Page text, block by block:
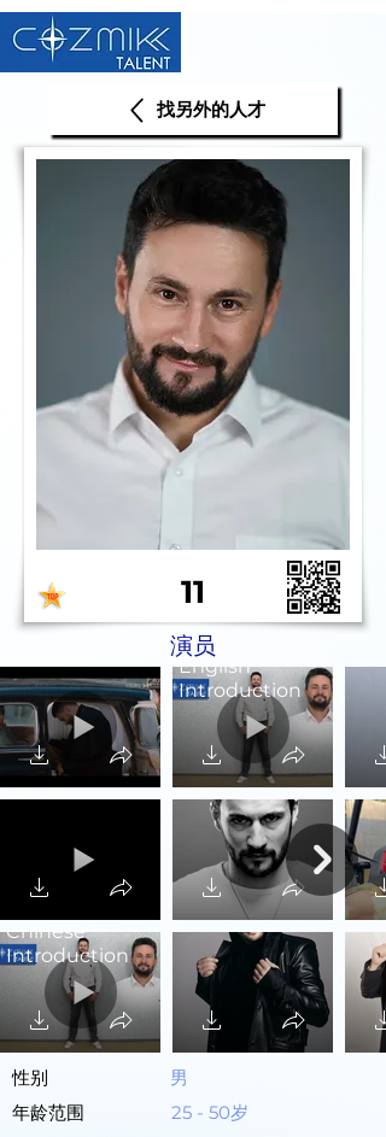
找另外的人才
11
演员
Chinese
Introduction
English
Introduction
性别
男
年龄范围
25 - 50岁